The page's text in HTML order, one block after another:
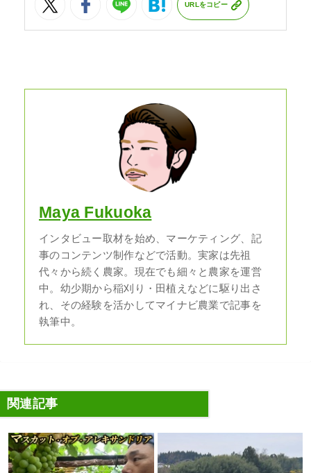
URLをコピー
Maya Fukuoka
インタビュー取材を始め、マーケティング、記
事のコンテンツ制作などで活動。実家は先祖
代々から続く農家。現在でも細々と農家を運営
中。幼少期から稲刈り・田植えなどに駆り出さ
れ、その経験を活かしてマイナビ農業で記事を
執筆中。
関連記事